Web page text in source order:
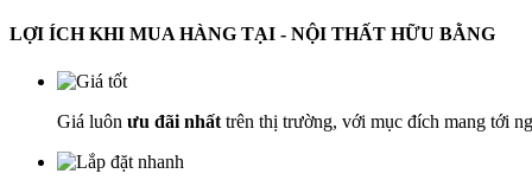
LỢI ÍCH KHI MUA HÀNG TẠI - NỘI THẤT HỮU BẰNG
Giá luôn ưu đãi nhất trên thị trường, với mục đích mang tới